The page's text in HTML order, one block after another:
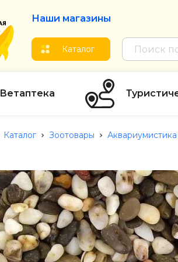
Наши магазины
Каталог
Ветаптека
Каталог Зоотовары Аквариумистика